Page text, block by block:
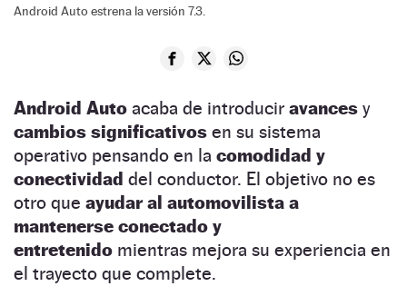
Android Auto estrena la versión 7.3.
Android Auto acaba de introducir avances y
cambios significativos en su sistema
operativo pensando en la comodidad y
conectividad del conductor. El objetivo no es
otro que ayudar al automovilista a
mantenerse conectado y
entretenido mientras mejora su experiencia en
el trayecto que complete.